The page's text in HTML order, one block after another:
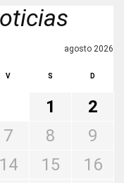
agosto 2026
V S D
1
2
7 8
9
14 15
16